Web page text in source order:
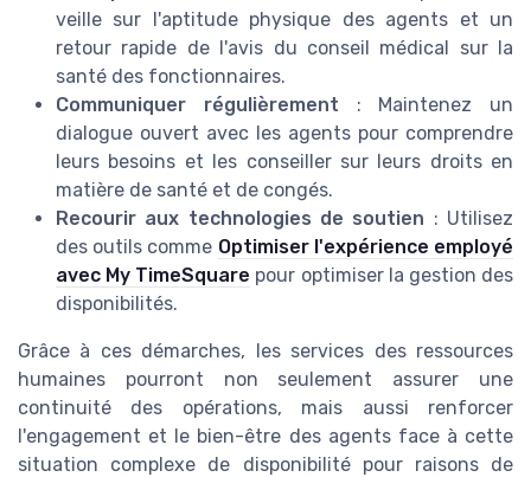
veille sur l'aptitude physique des agents et un
retour rapide de l'avis du conseil médical sur la
santé des fonctionnaires.
Communiquer régulièrement : Maintenez un
dialogue ouvert avec les agents pour comprendre
leurs besoins et les conseiller sur leurs droits en
matière de santé et de congés.
Recourir aux technologies de soutien : Utilisez
des outils comme Optimiser l'expérience employé
avec My TimeSquare pour optimiser la gestion des
disponibilités.
Grâce à ces démarches, les services des ressources
humaines pourront non seulement assurer une
continuité des opérations, mais aussi renforcer
l'engagement et le bien-être des agents face à cette
situation complexe de disponibilité pour raisons de